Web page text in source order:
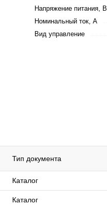
Напряжение питания, В
Номинальный ток, А
Вид управление
Тип документа
Каталог
Каталог